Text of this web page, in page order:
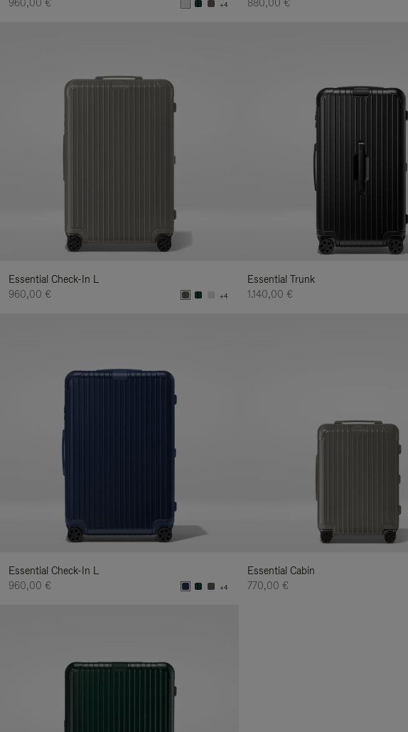
960,00 €
+4
880,00 €
Essential Check-In L
960,00 €
+4
Essential Trunk
1.140,00 €
Essential Check-In L
960,00 €
+4
Essential Cabin
770,00 €